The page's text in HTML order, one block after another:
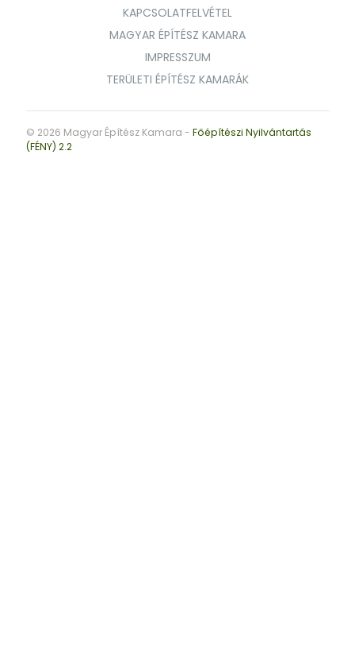
KAPCSOLATFELVÉTEL
MAGYAR ÉPÍTÉSZ KAMARA
IMPRESSZUM
TERÜLETI ÉPÍTÉSZ KAMARÁK
© 2026 Magyar Építész Kamara - Főépítészi Nyilvántartás
(FÉNY) 2.2